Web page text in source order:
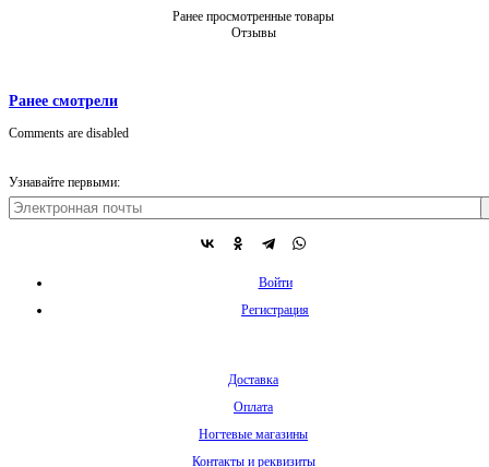
Ранее просмотренные товары
Отзывы
Ранее смотрели
Comments are disabled
Узнавайте первыми:
Войти
Регистрация
Доставка
Оплата
Ногтевые магазины
Контакты и реквизиты